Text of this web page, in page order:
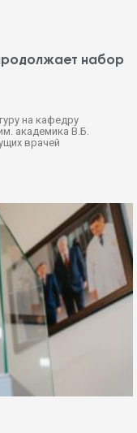
набор
на кафедру
академика В.Б.
врачей